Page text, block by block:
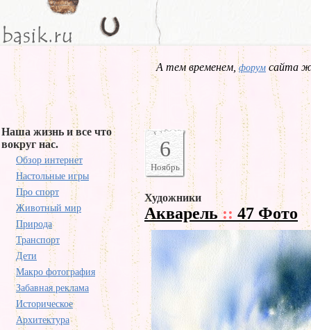
А тем временем,форум сайта
Наша жизнь и все что
вокруг нас.
Обзор интернет
Настольные игры
Про спорт
Животный мир
Природа
Транспорт
Дети
Макро фотография
Забавная реклама
Историческое
Архитектура
6
Ноябрь
Художники
Акварель:: 47 Фото